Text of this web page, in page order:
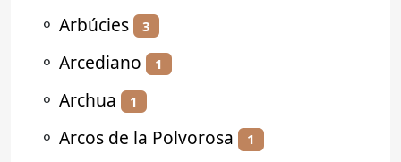
⚬ Arbúcies 3
⚬ Arcediano 1
⚬ Archua 1
⚬ Arcos de la Polvorosa 1